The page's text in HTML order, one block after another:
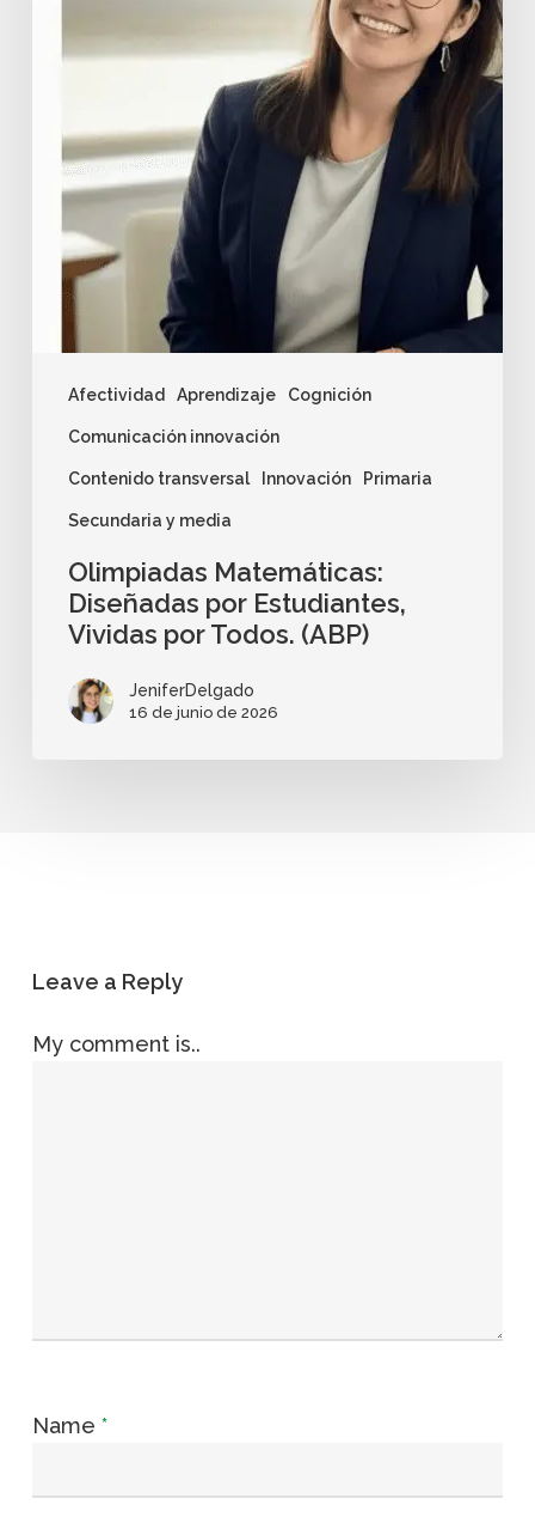
Afectividad Aprendizaje Cognición
Comunicación innovación
Contenido transversal Innovación Primaria
Secundaria y media
Olimpiadas Matemáticas:
Diseñadas por Estudiantes,
Vividas por Todos. (ABP)
JeniferDelgado
16 de junio de 2026
Leave a Reply
My comment is..
Name *